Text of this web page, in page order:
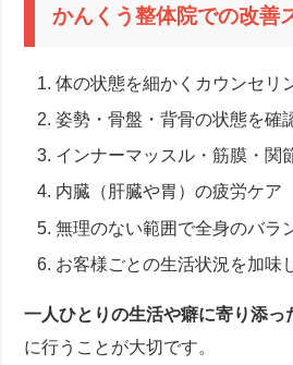
かんくう整体院での改善
体の状態を細かくカウンセリ
姿勢・骨盤・背骨の状態を確
インナーマッスル・筋膜・関
内臓（肝臓や胃）の疲労ケア
無理のない範囲で全身のバラ
お客様ごとの生活状況を加味
一人ひとりの生活や癖に寄り添っ
に行うことが大切です。